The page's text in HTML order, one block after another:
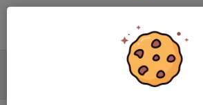
Samling 15:30